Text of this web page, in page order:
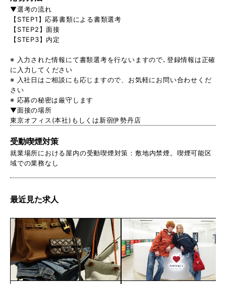
▼選考の流れ
【STEP1】応募書類による書類選考
【STEP2】面接
【STEP3】内定
※ 入力された情報にて書類選考を行ないますので､登録情報は正確
に入力してください
※ 入社日はご相談にも応じますので、お気軽にお問い合わせくだ
さい
※ 応募の秘密は厳守します
▼面接の場所
東京オフィス(本社)もしくは新宿伊勢丹店
受動喫煙対策
就業場所における屋内の受動喫煙対策：敷地内禁煙。喫煙可能区
域での業務なし
最近見た求人